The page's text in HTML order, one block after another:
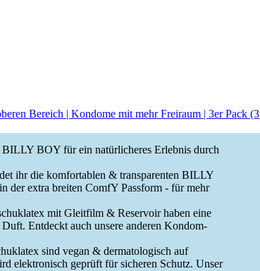
Bereich | Kondome mit mehr Freiraum | 3er Pack (3
BOY für ein natürlicheres Erlebnis durch
ihr die komfortablen & transparenten BILLY
der extra breiten ComfY Passform - für mehr
mit Gleitfilm & Reservoir haben eine
Entdeckt auch unsere anderen Kondom-
sind vegan & dermatologisch auf
elektronisch geprüft für sicheren Schutz. Unser